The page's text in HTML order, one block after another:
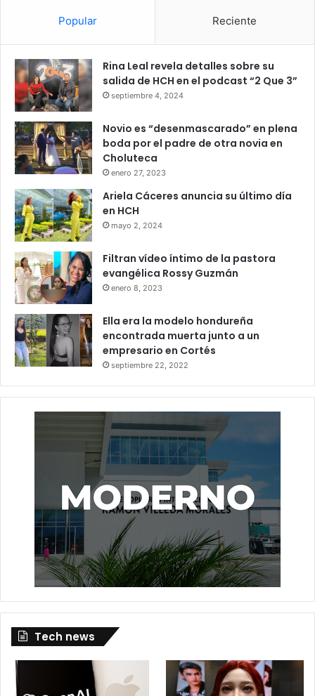
Popular Reciente
Rina Leal revela detalles sobre su
salida de HCH en el podcast “2 Que 3”
septiembre 4, 2024
Novio es “desenmascarado” en plena
boda por el padre de otra novia en
Choluteca
enero 27, 2023
Ariela Cáceres anuncia su último día
en HCH
mayo 2, 2024
Filtran vídeo íntimo de la pastora
evangélica Rossy Guzmán
enero 8, 2023
Ella era la modelo hondureña
encontrada muerta junto a un
empresario en Cortés
septiembre 22, 2022
Tech news